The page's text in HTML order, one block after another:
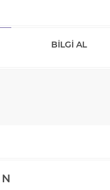
BILGI AL